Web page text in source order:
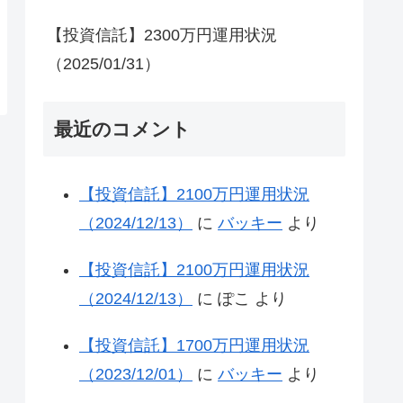
【投資信託】2300万円運用状況
（2025/01/31）
最近のコメント
【投資信託】2100万円運用状況
（2024/12/13）
に バッキー より
【投資信託】2100万円運用状況
（2024/12/13）
に ぽこ より
【投資信託】1700万円運用状況
（2023/12/01）
に バッキー より